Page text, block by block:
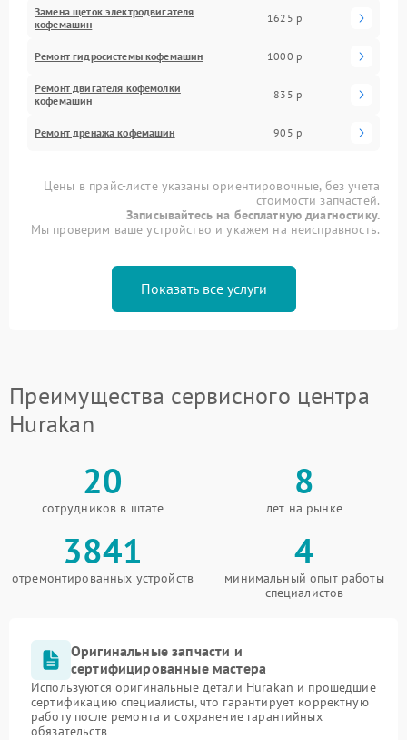
Замена щеток электродвигателя
кофемашин
1625 р
Ремонт гидросистемы кофемашин 1000 р
Ремонт двигателя кофемолки
кофемашин
835 р
Ремонт дренажа кофемашин 905 р
Цены в прайс-листе указаны ориентировочные, без учета
стоимости запчастей.
Записывайтесь на бесплатную диагностику.
Мы проверим ваше устройство и укажем на неисправность.
Показать все услуги
Преимущества сервисного центра
Hurakan
20
сотрудников в штате
8
лет на рынке
3841
отремонтированных устройств
4
минимальный опыт работы
специалистов
Оригинальные запчасти и
сертифицированные мастера
Используются оригинальные детали Hurakan и прошедшие
сертификацию специалисты, что гарантирует корректную
работу после ремонта и сохранение гарантийных
обязательств